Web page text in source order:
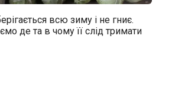
всю зиму і не гниє.
де та в чому її слід тримати